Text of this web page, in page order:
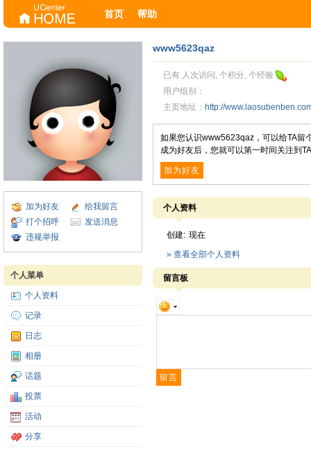
首页 帮助
加为好友
给我留言
打个招呼
发送消息
违规举报
个人菜单
个人资料
记录
日志
相册
话题
投票
活动
分享
www5623qaz
已有 人次访问, 个积分, 个经验
用户组别：
主页地址： http://
如果您认识www5623qaz，可以给TA留
成为好友后，您就可以第一时间关注到
加为好友
个人资料
创建: 现在
» 查看全部个人资料
留言板